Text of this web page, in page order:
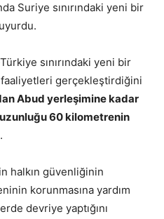
Suriye sınırındaki yeni bir
sınırındaki yeni bir
gerçekleştirdiğini
Abud yerleşimine kadar
60 kilometrenin
halkın güvenliğinin
korunmasına yardım
devriye yaptığını